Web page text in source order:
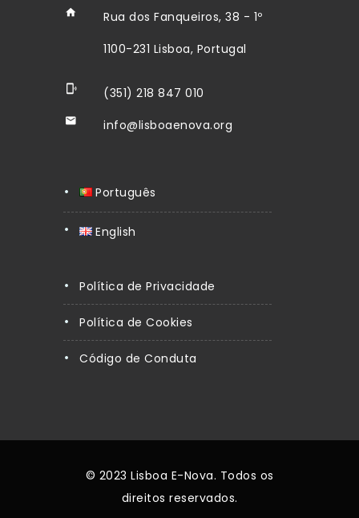
Rua dos Fanqueiros, 38 - 1º
1100-231 Lisboa, Portugal
(351) 218 847 010
info@lisboaenova.org
Português
English
Política de Privacidade
Política de Cookies
Código de Conduta
© 2023 Lisboa E-Nova. Todos os
direitos reservados.